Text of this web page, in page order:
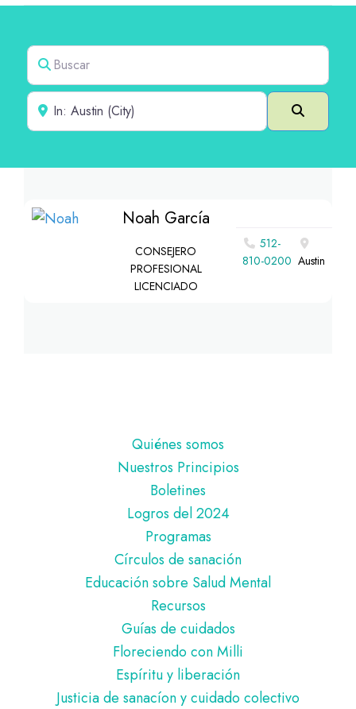
Buscar
Cerca de
Buscar
Noah García
CONSEJERO
PROFESIONAL
LICENCIADO
512-
810-0200 Austin
Quiénes somos
Nuestros Principios
Boletines
Logros del 2024
Programas
Círculos de sanación
Educación sobre Salud Mental
Recursos
Guías de cuidados
Floreciendo con Milli
Espíritu y liberación
Justicia de sanacíon y cuidado colectivo